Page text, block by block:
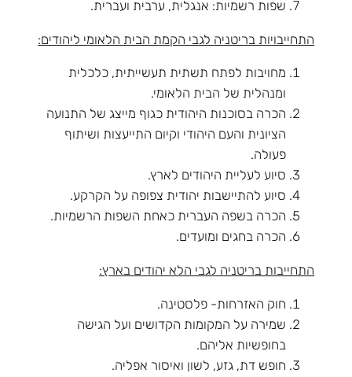
שפות רשמיות: אנגלית, ערבית ועברית.
התחייבויות בריטניה לגבי הקמת הבית הלאומי ליהודים:
מחויבות לפתח תשתית תעשייתית, כלכלית
ומנהלית של הבית הלאומי.
הכרה בסוכנות היהודית כגוף מייצג של התנועה
הציונית והעם היהודי וקיום התייעצות ושיתוף
פעולה.
סיוע לעליית היהודים לארץ.
סיוע להתיישבות יהודית צפופה על הקרקע.
הכרה בשפה העברית כאחת השפות הרשמיות.
הכרה בחגים ומועדים.
התחייבות בריטניה לגבי הלא יהודים בארץ:
חוק האזרחות- פלסטינה.
שמירה על המקומות הקדושים ועל הגישה
בחופשיות אליהם.
חופש דת, גזע, לשון ואיסור אפליה.